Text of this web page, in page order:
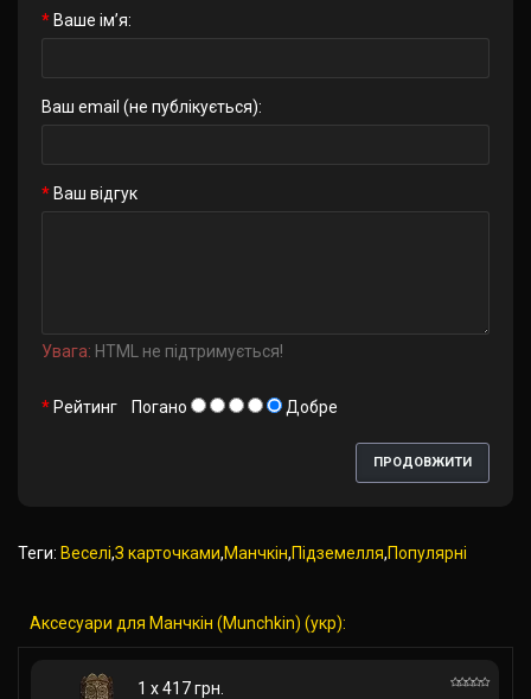
Ваше ім’я:
Ваш email (не публікується):
Ваш відгук
Увага: HTML не підтримується!
Рейтинг Погано Добре
ПРОДОВЖИТИ
Теги: Веселі,З карточками,Манчкін,Підземелля,Популярні
Аксесуари для Манчкін (Munchkin) (укр):
1 x 417 грн.